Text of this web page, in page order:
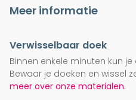
Meer informatie
Verwisselbaar doek
Binnen enkele minuten kun
Bewaar je doeken en wissel
meer over onze materialen.